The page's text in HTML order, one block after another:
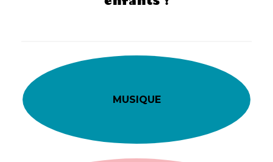
MUSIQUE